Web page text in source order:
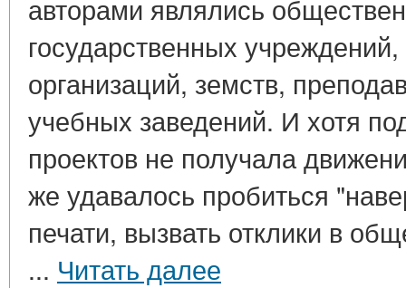
авторами являлись
государственных
организаций, земств,
учебных заведений. И хотя
проектов не получала
же удавалось пробиться
печати, вызвать отклики в
... Читать далее